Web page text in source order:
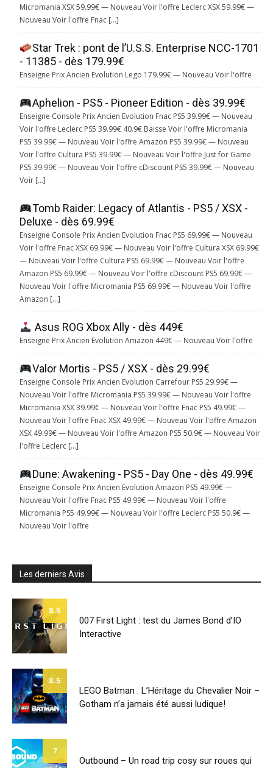
Micromania XSX 59.99€ — Nouveau Voir l'offre Leclerc XSX 59.99€ —
Nouveau Voir l'offre Fnac […]
Star Trek : pont de l’U.S.S. Enterprise NCC-1701
- 11385 - dès 179.99€
Enseigne Prix Ancien Evolution Lego 179.99€ — Nouveau Voir l'offre
Aphelion - PS5 - Pioneer Edition - dès 39.99€
Enseigne Console Prix Ancien Evolution Fnac PS5 39.99€ — Nouveau
Voir l'offre Leclerc PS5 39.99€ 40.9€ Baisse Voir l'offre Micromania
PS5 39.99€ — Nouveau Voir l'offre Amazon PS5 39.99€ — Nouveau
Voir l'offre Cultura PS5 39.99€ — Nouveau Voir l'offre Just for Game
PS5 39.99€ — Nouveau Voir l'offre cDiscount PS5 39.99€ — Nouveau
Voir […]
Tomb Raider: Legacy of Atlantis - PS5 / XSX -
Deluxe - dès 69.99€
Enseigne Console Prix Ancien Evolution Fnac PS5 69.99€ — Nouveau
Voir l'offre Fnac XSX 69.99€ — Nouveau Voir l'offre Cultura XSX 69.99€
— Nouveau Voir l'offre Cultura PS5 69.99€ — Nouveau Voir l'offre
Amazon PS5 69.99€ — Nouveau Voir l'offre cDiscount PS5 69.99€ —
Nouveau Voir l'offre Micromania PS5 69.99€ — Nouveau Voir l'offre
Amazon […]
Asus ROG Xbox Ally - dès 449€
Enseigne Prix Ancien Evolution Amazon 449€ — Nouveau Voir l'offre
Valor Mortis - PS5 / XSX - dès 29.99€
Enseigne Console Prix Ancien Evolution Carrefour PS5 29.99€ —
Nouveau Voir l'offre Micromania PS5 39.99€ — Nouveau Voir l'offre
Micromania XSX 39.99€ — Nouveau Voir l'offre Fnac PS5 49.99€ —
Nouveau Voir l'offre Fnac XSX 49.99€ — Nouveau Voir l'offre Amazon
XSX 49.99€ — Nouveau Voir l'offre Amazon PS5 50.9€ — Nouveau Voir
l'offre Leclerc […]
Dune: Awakening - PS5 - Day One - dès 49.99€
Enseigne Console Prix Ancien Evolution Amazon PS5 49.99€ —
Nouveau Voir l'offre Fnac PS5 49.99€ — Nouveau Voir l'offre
Micromania PS5 49.99€ — Nouveau Voir l'offre Leclerc PS5 50.9€ —
Nouveau Voir l'offre
Les derniers Avis
8.5
007 First Light : test du James Bond d’IO
Interactive
8.5
LEGO Batman : L’Héritage du Chevalier Noir –
Gotham n’a jamais été aussi ludique!
7
Outbound – Un road trip cosy sur roues qui